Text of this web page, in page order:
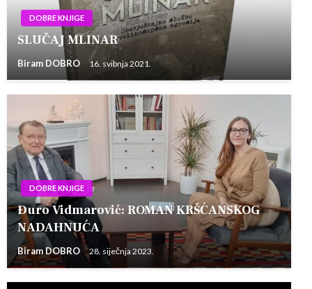
DOBRE KNJIGE
SLUČAJ MLINAR
Biram DOBRO 16. svibnja 2021.
DOBRE KNJIGE
Đuro Vidmarović: ROMAN KRŠĆANSKOG
NADAHNUĆA
Biram DOBRO 28. siječnja 2023.